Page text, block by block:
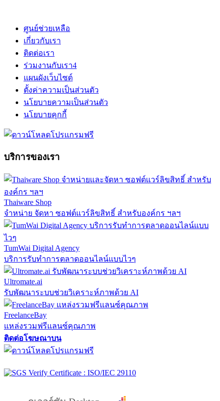
ศูนย์ช่วยเหลือ
เกี่ยวกับเรา
ติดต่อเรา
ร่วมงานกับเรา4
แผนผังเว็บไซต์
ตั้งค่าความเป็นส่วนตัว
นโยบายความเป็นส่วนตัว
นโยบายคุกกี้
บริการของเรา
Thaiware Shop
จำหน่าย จัดหา ซอฟต์แวร์ลิขสิทธิ์ สำหรับองค์กร ฯลฯ
TumWai Digital Agency
บริการรับทำการตลาดออนไลน์แบบไวๆ
Ultromate.ai
รับพัฒนาระบบช่วยวิเคราะห์ภาพด้วย AI
FreelanceBay
แหล่งรวมฟรีแลนซ์คุณภาพ
ติดต่อโฆษณาบน